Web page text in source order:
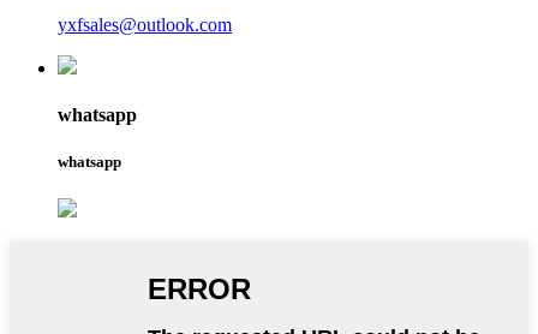
yxfsales@outlook.com
whatsapp
whatsapp